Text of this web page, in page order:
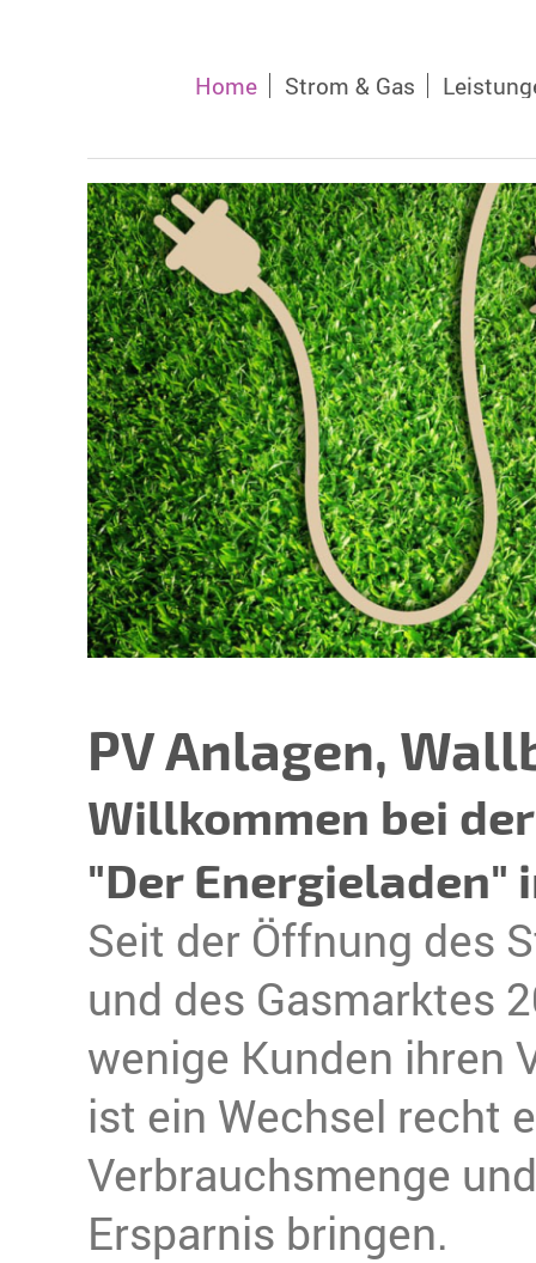
Home Strom & Gas
PV Anlagen,
Willkommen bei
"Der Energieladen"
Seit der Öffnung des
und des Gasmarktes
wenige Kunden ihren
ist ein Wechsel recht
Verbrauchs­menge
Ersparnis bringen.